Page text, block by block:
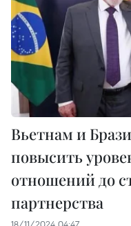
Вьетнам и
повысить
отношений до
партнерства